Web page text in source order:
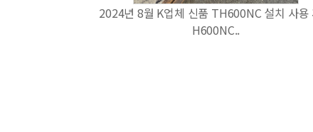
2024년 8월 K업체 신품 TH600NC 설치 사용
H600NC..